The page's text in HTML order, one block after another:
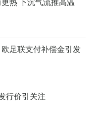
热 下沉气流推高温
足联支付补偿金引发
行价引关注